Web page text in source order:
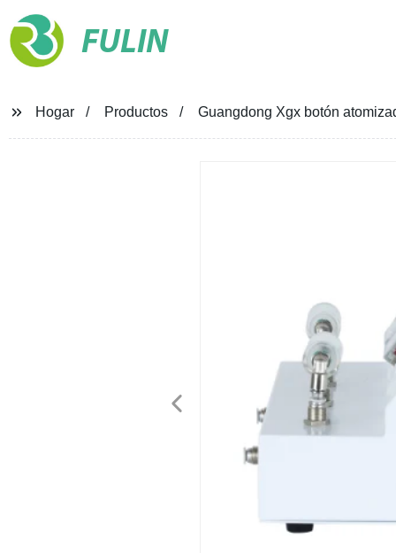
FULIN
Hogar Productos Guangdong Xgx botón